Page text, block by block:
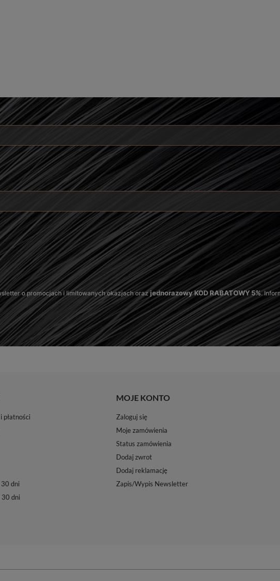
o promocjach i limitowanych okazjach orazjednorazowy KOD RABATOWY 5%.
płatności
30 dni
30 dni
MOJE KONTO
Zaloguj się
Moje zamówienia
Status zamówienia
Dodaj zwrot
Dodaj reklamację
Zapis/Wypis Newsletter